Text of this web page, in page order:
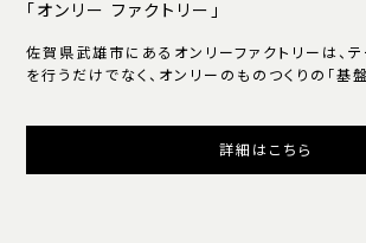
「オンリー ファクトリー」
佐賀県武雄市にあるオンリーファクトリーは、
を行うだけでなく、オンリーのものつくりの「基盤
詳細はこちら